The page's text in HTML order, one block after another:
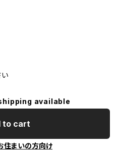
available
to cart
住まいの方向け